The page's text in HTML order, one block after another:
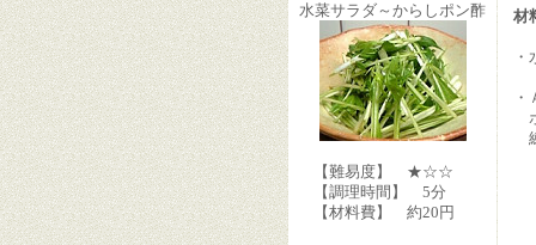
水菜サラダ～からしポン酢
【難易度】 ★☆☆
【調理時間】 5分
【材料費】 約20円
材
・
・